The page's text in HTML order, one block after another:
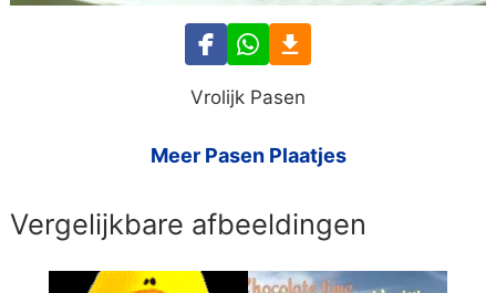
Vrolijk Pasen
Meer Pasen Plaatjes
Vergelijkbare afbeeldingen